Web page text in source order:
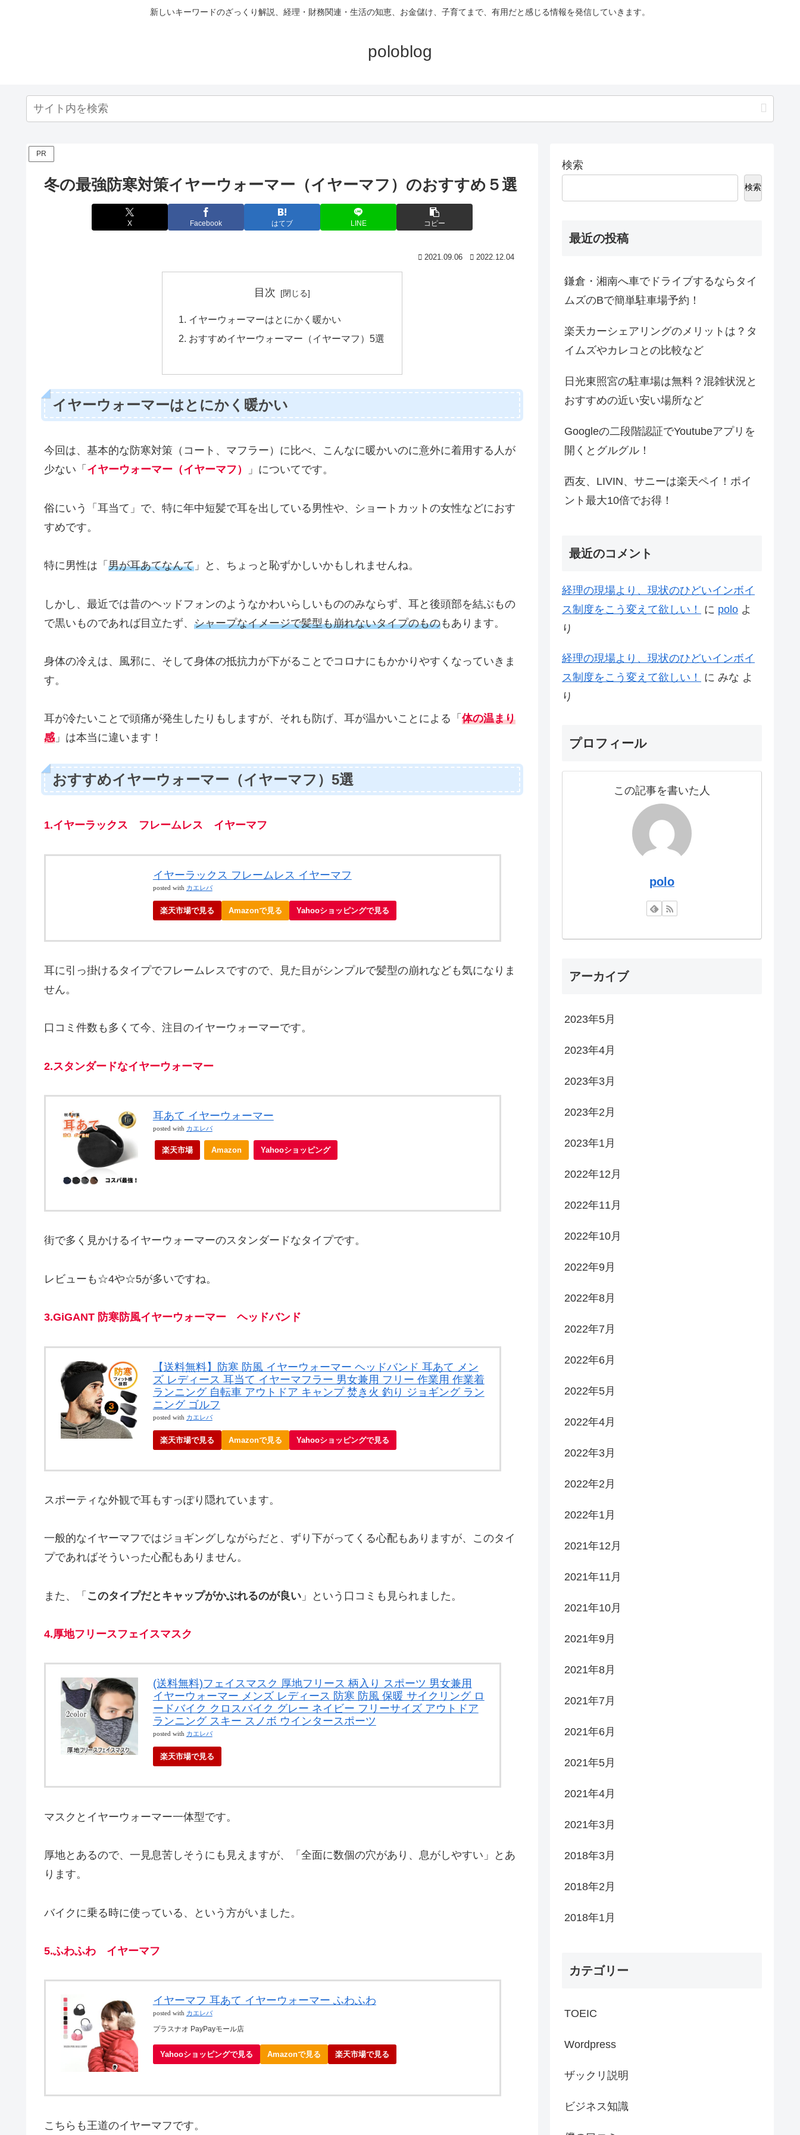
新しいキーワードのざっくり解説、経理・財務関連・生活の知恵、お金儲け、子育てまで、有用だと感じる情報を発信していきます。
poloblog
PR
冬の最強防寒対策イヤーウォーマー（イヤーマフ）のおすすめ５選
X Facebook はてブ LINE コピー
2021.09.06 2022.12.04
目次
イヤーウォーマーはとにかく暖かい
おすすめイヤーウォーマー（イヤーマフ）5選
イヤーウォーマーはとにかく暖かい
今回は、基本的な防寒対策（コート、マフラー）に比べ、こんなに暖かいのに意外に着用する人が
少ない「 イヤーウォーマー（イヤーマフ） 」についてです。
俗にいう「耳当て」で、特に年中短髪で耳を出している男性や、ショートカットの女性などにおす
すめです。
特に男性は「 男が耳あてなんて 」と、ちょっと恥ずかしいかもしれませんね。
しかし、最近では昔のヘッドフォンのようなかわいらしいもののみならず、耳と後頭部を結ぶもの
で黒いものであれば目立たず、 シャープなイメージで髪型も崩れないタイプのものもあります。
身体の冷えは、風邪に、そして身体の抵抗力が下がることでコロナにもかかりやすくなっていきま
す。
耳が冷たいことで頭痛が発生したりもしますが、それも防げ、耳が温かいことによる「 体の温まり
感」は本当に違います！
おすすめイヤーウォーマー（イヤーマフ）5選
1.イヤーラックス フレームレス イヤーマフ
イヤーラックス フレームレス イヤーマフ
posted with カエレバ
楽天市場で見る Amazonで見る Yahooショッピングで見る
耳に引っ掛けるタイプでフレームレスですので、見た目がシンプルで髪型の崩れなども気になりま
せん。
口コミ件数も多くて今、注目のイヤーウォーマーです。
2.スタンダードなイヤーウォーマー
耳あて イヤーウォーマー
posted with カエレバ
楽天市場 Amazon Yahooショッピング
街で多く見かけるイヤーウォーマーのスタンダードなタイプです。
レビューも☆4や☆5が多いですね。
3.GiGANT 防寒防風イヤーウォーマー ヘッドバンド
【送料無料】防寒 防風 イヤーウォーマー ヘッドバンド 耳あて メン
ズ レディース 耳当て イヤーマフラー 男女兼用 フリー 作業用 作業着
ランニング 自転車 アウトドア キャンプ 焚き火 釣り ジョギング ラン
ニング ゴルフ
posted with カエレバ
楽天市場で見る Amazonで見る Yahooショッピングで見る
スポーティな外観で耳もすっぽり隠れています。
一般的なイヤーマフではジョギングしながらだと、ずり下がってくる心配もありますが、このタイ
プであればそういった心配もありません。
また、「 このタイプだとキャップがかぶれるのが良い 」という口コミも見られました。
4.厚地フリースフェイスマスク
(送料無料)フェイスマスク 厚地フリース 柄入り スポーツ 男女兼用
イヤーウォーマー メンズ レディース 防寒 防風 保暖 サイクリング ロ
ードバイク クロスバイク グレー ネイビー フリーサイズ アウトドア
ランニング スキー スノボ ウインタースポーツ
posted with カエレバ
楽天市場で見る
マスクとイヤーウォーマー一体型です。
厚地とあるので、一見息苦しそうにも見えますが、「全面に数個の穴があり、息がしやすい」とあ
ります。
バイクに乗る時に使っている、という方がいました。
5.ふわふわ イヤーマフ
イヤーマフ 耳あて イヤーウォーマー ふわふわ
posted with カエレバ
プラスナオ PayPayモール店
Yahooショッピングで見る Amazonで見る 楽天市場で見る
こちらも王道のイヤーマフです。
検索
検索
最近の投稿
鎌倉・湘南へ車でドライブするならタイ
ムズのBで簡単駐車場予約！
楽天カーシェアリングのメリットは？タ
イムズやカレコとの比較など
日光東照宮の駐車場は無料？混雑状況と
おすすめの近い安い場所など
Googleの二段階認証でYoutubeアプリを
開くとグルグル！
西友、LIVIN、サニーは楽天ペイ！ポイ
ント最大10倍でお得！
最近のコメント
経理の現場より、現状のひどいインボイ
ス制度をこう変えて欲しい！
に polo よ
り
経理の現場より、現状のひどいインボイ
ス制度をこう変えて欲しい！
に みな よ
り
プロフィール
この記事を書いた人
polo
アーカイブ
2023年5月
2023年4月
2023年3月
2023年2月
2023年1月
2022年12月
2022年11月
2022年10月
2022年9月
2022年8月
2022年7月
2022年6月
2022年5月
2022年4月
2022年3月
2022年2月
2022年1月
2021年12月
2021年11月
2021年10月
2021年9月
2021年8月
2021年7月
2021年6月
2021年5月
2021年4月
2021年3月
2018年3月
2018年2月
2018年1月
カテゴリー
TOEIC
Wordpress
ザックリ説明
ビジネス知識